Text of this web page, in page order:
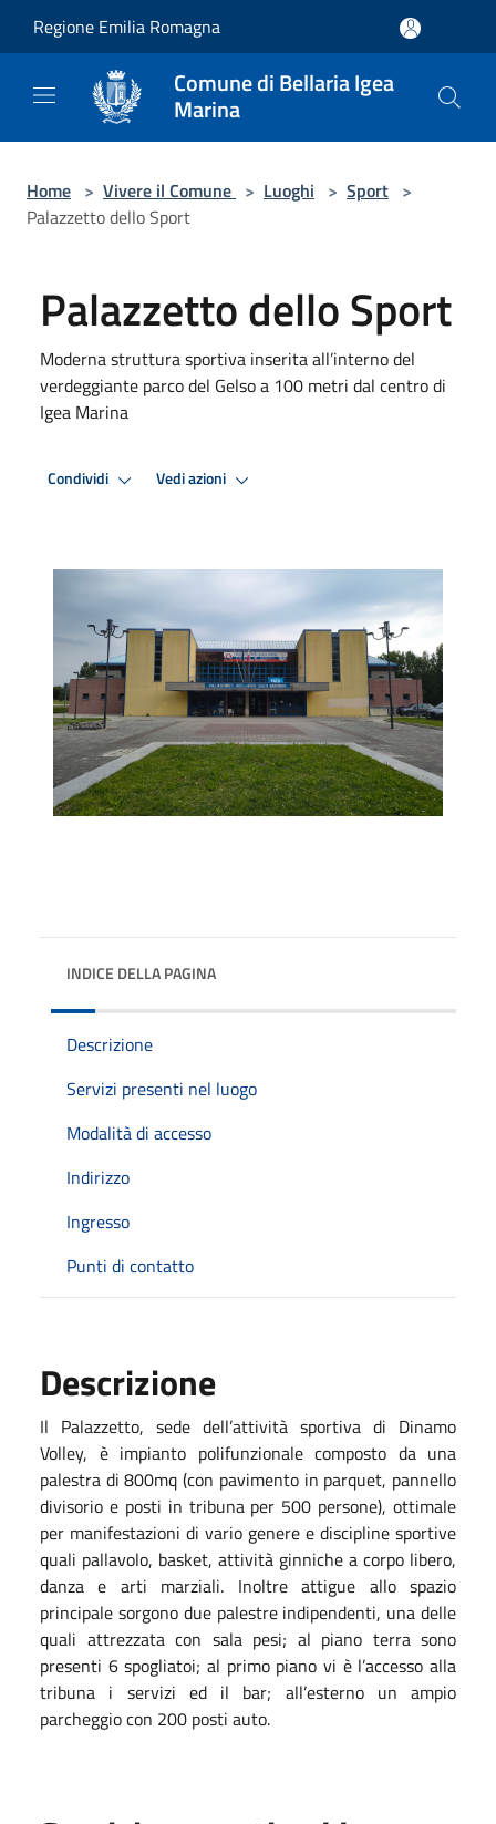
Regione Emilia Romagna
Comune di Bellaria Igea
Marina
Home > Vivere il Comune > Luoghi > Sport >
Palazzetto dello Sport
Palazzetto dello Sport
Moderna struttura sportiva inserita all’interno del
verdeggiante parco del Gelso a 100 metri dal centro di
Igea Marina
Condividi Vedi azioni
INDICE DELLA PAGINA
Descrizione
Servizi presenti nel luogo
Modalità di accesso
Indirizzo
Ingresso
Punti di contatto
Descrizione
Il Palazzetto, sede dell’attività sportiva di Dinamo
Volley, è impianto polifunzionale composto da una
palestra di 800mq (con pavimento in parquet, pannello
divisorio e posti in tribuna per 500 persone), ottimale
per manifestazioni di vario genere e discipline sportive
quali pallavolo, basket, attività ginniche a corpo libero,
danza e arti marziali. Inoltre attigue allo spazio
principale sorgono due palestre indipendenti, una delle
quali attrezzata con sala pesi; al piano terra sono
presenti 6 spogliatoi; al primo piano vi è l’accesso alla
tribuna i servizi ed il bar; all’esterno un ampio
parcheggio con 200 posti auto.